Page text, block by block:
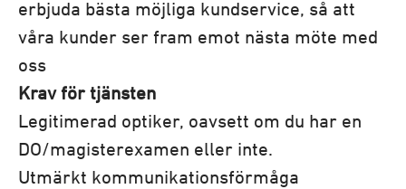
erbjuda bästa möjliga kundservice, så att
våra kunder ser fram emot nästa möte med
oss
Krav för tjänsten
Legitimerad optiker, oavsett om du har en
DO/magisterexamen eller inte.
Utmärkt kommunikationsförmåga